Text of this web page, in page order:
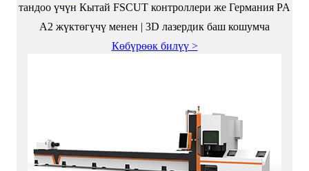
тандоо үчүн Кытай FSCUT контроллери же Германия PA
A2 жүктөгүчү менен | 3D лазердик баш кошумча
Көбүрөөк билүү >